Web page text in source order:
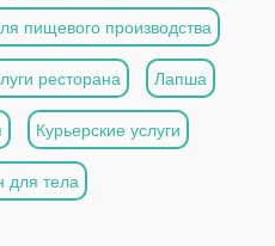
пищевого производства
ресторана Лапша
Курьерские услуги
для тела